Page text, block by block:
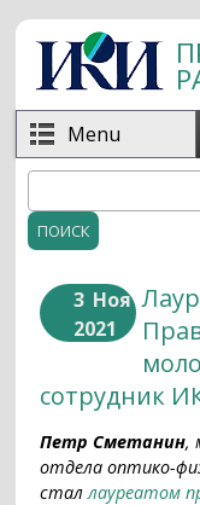
Перейти к
Menu
Форма поиска
3 Ноя
2021
сотрудник
Петр Сметанин,
отдела оптико-
сталлауреатом